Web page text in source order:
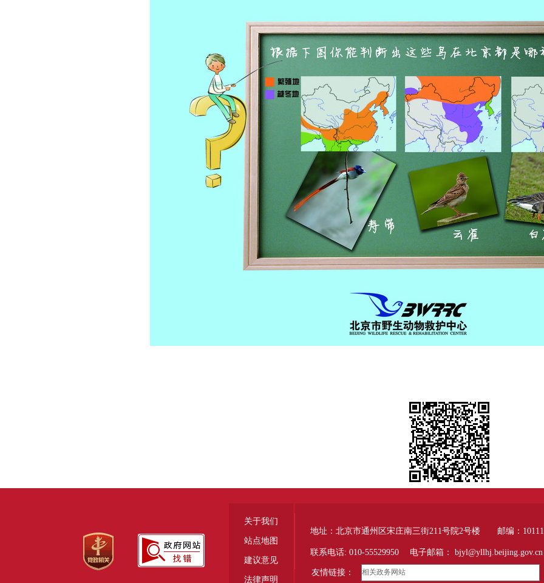
关于我们
站点地图
建议意见
法律声明
地址：北京市通州区宋庄南三街211号院2号楼 邮编：
联系电话: 010-55529950 电子邮箱：bjyl@yllhj.beijing.gov.cn
友情链接：